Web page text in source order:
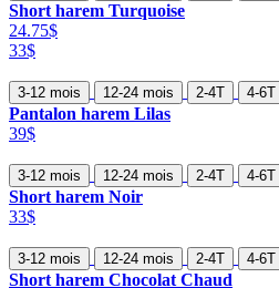
Short harem Turquoise
24.75$
33$
3-12 mois 12-24 mois 2-4T 4-6T
Pantalon harem Lilas
39$
3-12 mois 12-24 mois 2-4T 4-6T
Short harem Noir
33$
3-12 mois 12-24 mois 2-4T 4-6T
Short harem Chocolat Chaud